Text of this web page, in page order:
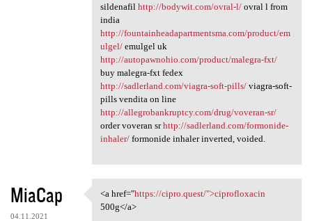
sildenafil http://bodywit.com/ovral-l/ovral l from
india
http://fountainheadapartmentsma.com/product/em
ulgel/emulgel uk
http://autopawnohio.com/product/malegra-fxt/
buy malegra-fxt fedex
http://sadlerland.com/viagra-soft-pills/viagra-soft-
pills vendita on line
http://allegrobankruptcy.com/drug/voveran-sr/
order voveran srhttp://sadlerland.com/formonide-
inhaler/formonide inhaler inverted, voided.
MiaCap
04.11.2021
<a href="https://cipro.quest/
<a href="https://cipro.quest/">ciprofloxacin
500g</a>